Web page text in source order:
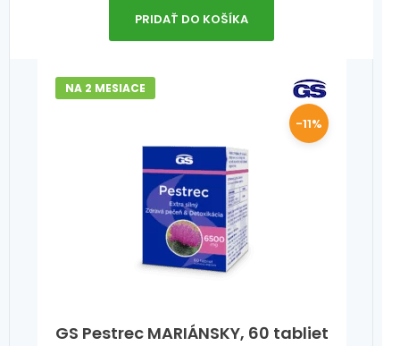
PRIDAŤ DO KOŠÍKA
GS Pestrec MARIÁNSKY, 60 tabliet
NA 2 MESIACE
-11%